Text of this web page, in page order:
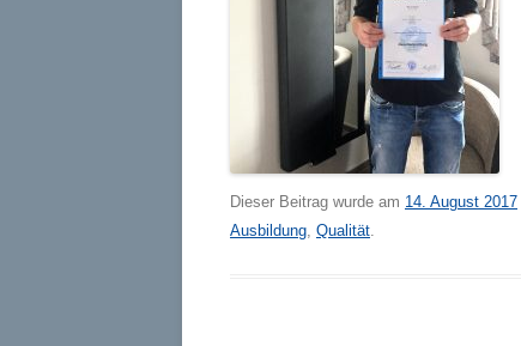
Dieser Beitrag wurde am 14. August 2017
Ausbildung, Qualität.